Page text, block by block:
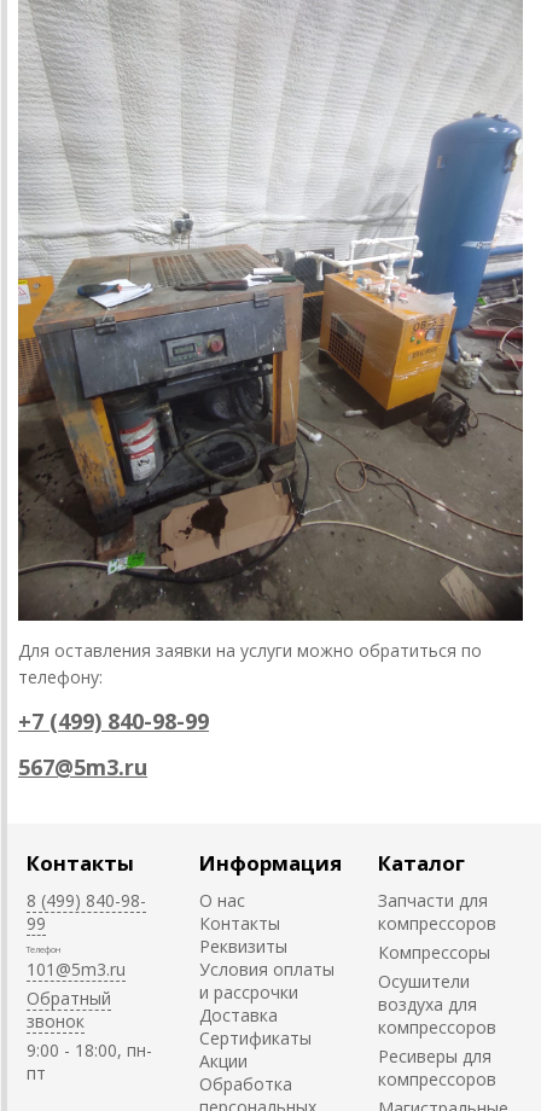
Для оставления заявки на услуги можно обратиться по
телефону:
+7 (499) 840-98-99
567@5m3.ru
Контакты
8 (499) 840-98-
99
Телефон
101@5m3.ru
Обратный
звонок
9:00 - 18:00, пн-
пт
Информация
О нас
Контакты
Реквизиты
Условия оплаты
и рассрочки
Доставка
Сертификаты
Акции
Обработка
Каталог
Запчасти для
компрессоров
Компрессоры
Осушители
воздуха для
компрессоров
Ресиверы для
компрессоров